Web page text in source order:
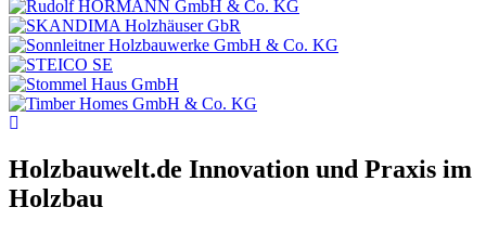
Holzbauwelt.de Innovation und Praxis im
Holzbau